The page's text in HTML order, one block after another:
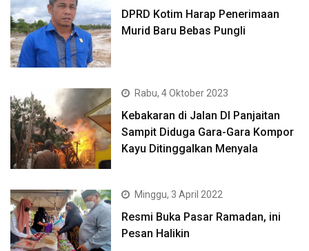
DPRD Kotim Harap Penerimaan
Murid Baru Bebas Pungli
Rabu, 4 Oktober 2023
Kebakaran di Jalan DI Panjaitan
Sampit Diduga Gara-Gara Kompor
Kayu Ditinggalkan Menyala
Minggu, 3 April 2022
Resmi Buka Pasar Ramadan, ini
Pesan Halikin